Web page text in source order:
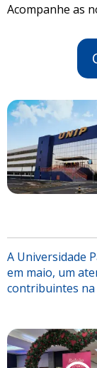
Acompanhe as
A Universidade
em maio, um
contribuintes